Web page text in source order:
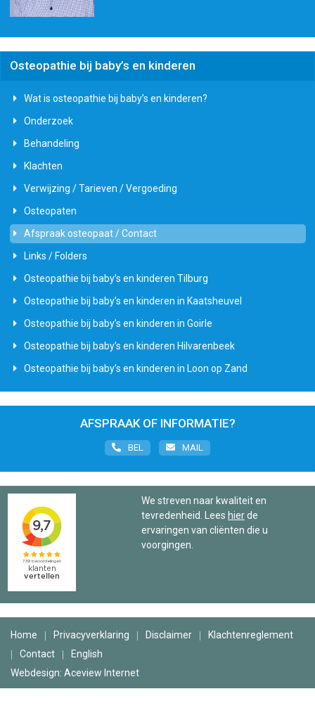
Osteopathie bij baby’s en kinderen
Wat is osteopathie bij baby’s en kinderen?
Onderzoek
Behandeling
Klachten
Verwijzing / Tarieven / Vergoeding
Osteopaten
Afspraak osteopaat / Contact
Links / Folders
Osteopathie bij baby’s en kinderen Tilburg
Osteopathie bij baby’s en kinderen in Kaatsheuvel
Osteopathie bij baby’s en kinderen in Goirle
Osteopathie bij baby’s en kinderen Hilvarenbeek
Osteopathie bij baby’s en kinderen in Loon op Zand
AFSPRAAK OF INFORMATIE?
BEL MAIL
We streven naar kwaliteit en
tevredenheid. Lees hierde
ervaringen van cliënten die u
voorgingen.
Home Privacyverklaring Disclaimer
Klachtenreglement
Contact
English
Webdesign: Aceview Internet